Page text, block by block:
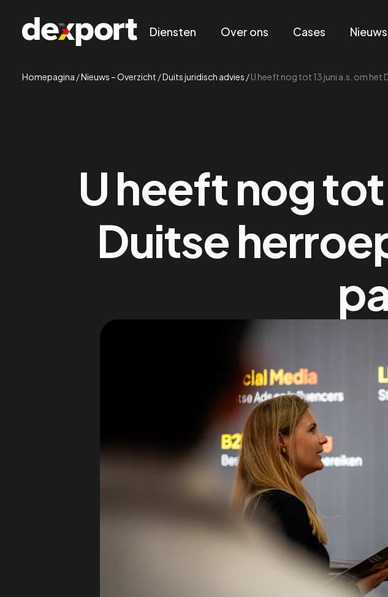
Diensten Over ons Cases Nieuws
Homepagina /Nieuws – Overzicht /Duits juridisch advies /U heeft nog tot 13 juni a.s. om het
U heeft nog
Duitse